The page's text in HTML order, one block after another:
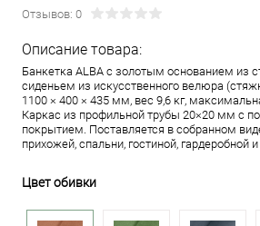
Отзывов: 0
Описание товара:
Банкетка ALBA с золотым основанием из
сиденьем из искусственного велюра
1100 × 400 × 435 мм, вес 9,6 кг,
Каркас из профильной трубы 20×20 мм с
покрытием. Поставляется в собранном
прихожей, спальни, гостиной, гардеробной
Цвет обивки